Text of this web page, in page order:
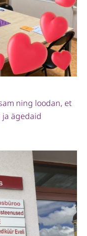
ning loodan, et
ja ägedaid